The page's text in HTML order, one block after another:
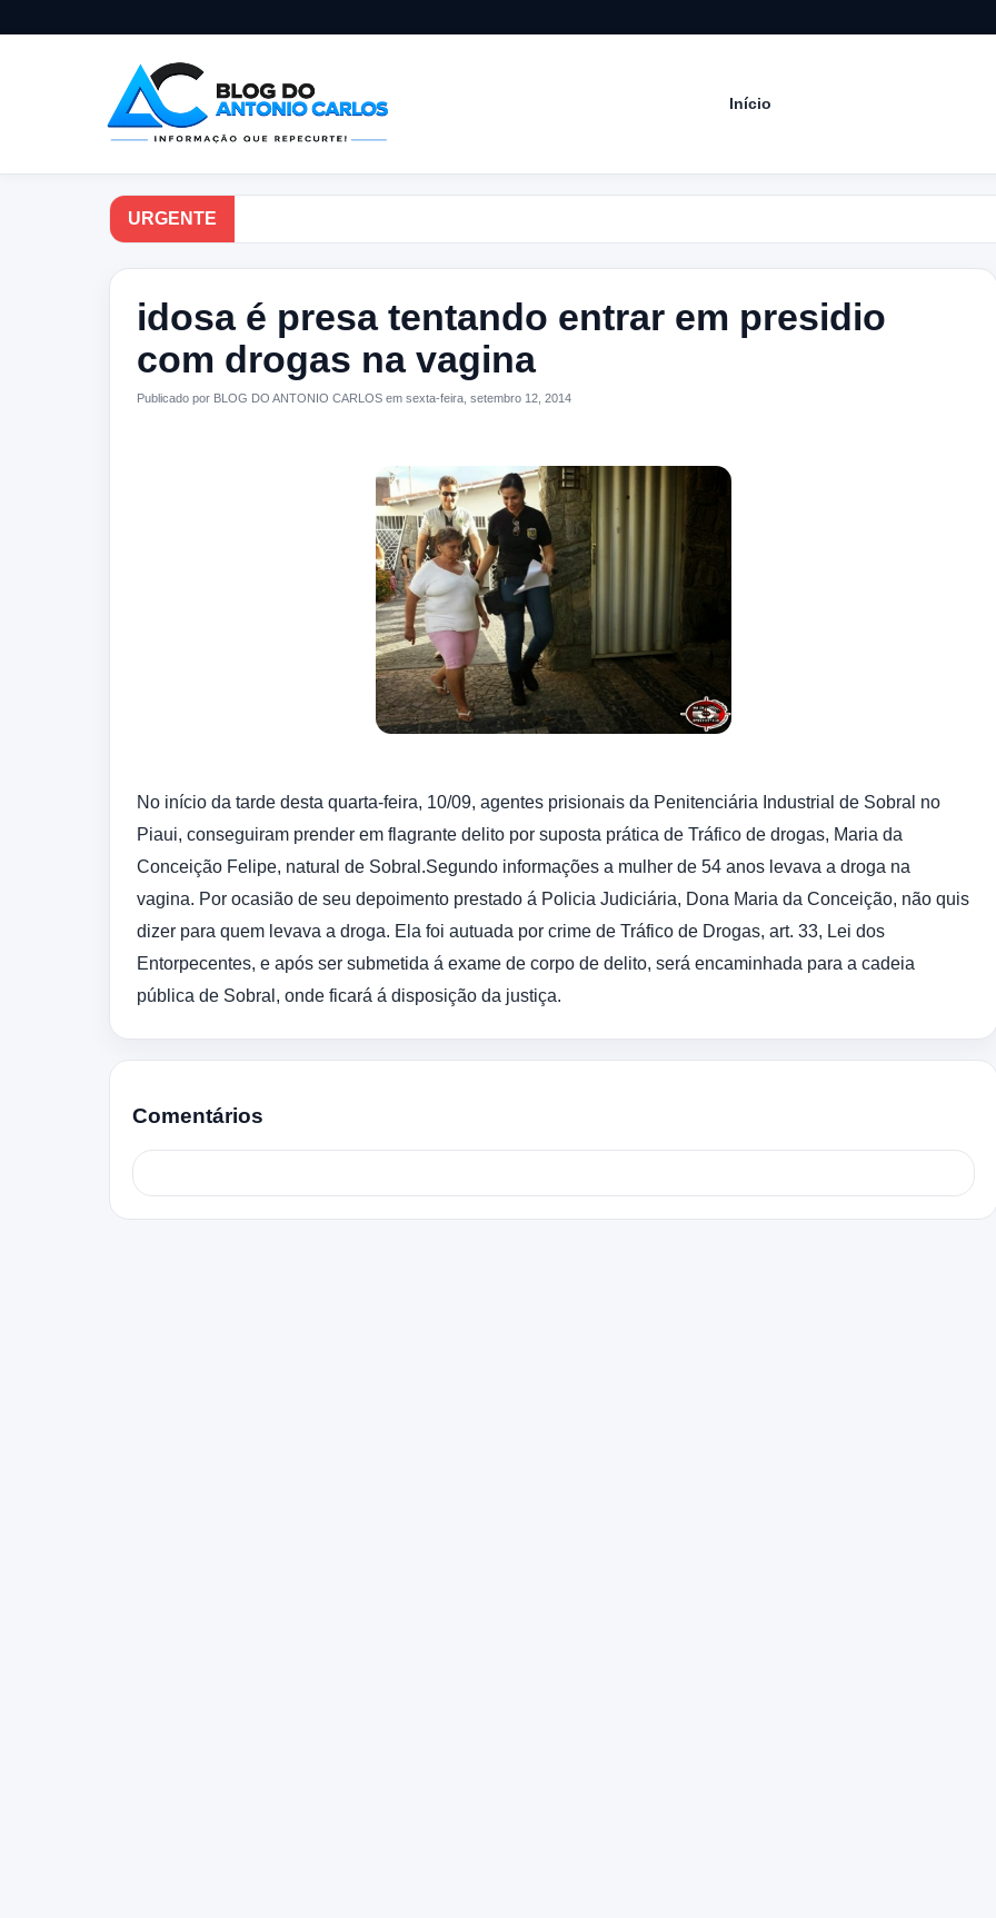
Início
URGENTE
idosa é presa tentando entrar em presidio
com drogas na vagina
Publicado por BLOG DO ANTONIO CARLOS em sexta-feira, setembro 12, 2014
No início da tarde desta quarta-feira, 10/09, agentes prisionais da Penitenciária Industrial de Sobral no
Piaui, conseguiram prender em flagrante delito por suposta prática de Tráfico de drogas, Maria da
Conceição Felipe, natural de Sobral.Segundo informações a mulher de 54 anos levava a droga na
vagina. Por ocasião de seu depoimento prestado á Policia Judiciária, Dona Maria da Conceição, não quis
dizer para quem levava a droga. Ela foi autuada por crime de Tráfico de Drogas, art. 33, Lei dos
Entorpecentes, e após ser submetida á exame de corpo de delito, será encaminhada para a cadeia
pública de Sobral, onde ficará á disposição da justiça.
Comentários